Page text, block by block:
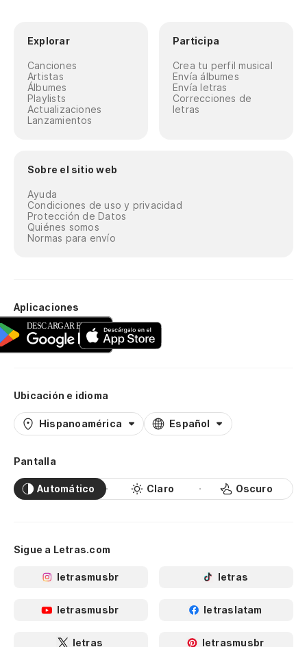
Explorar
Canciones
Artistas
Álbumes
Playlists
Actualizaciones
Lanzamientos
Participa
Crea tu perfil musical
Envía álbumes
Envía letras
Correcciones de
letras
Sobre el sitio web
Ayuda
Condiciones de uso y privacidad
Protección de Datos
Quiénes somos
Normas para envío
Aplicaciones
Ubicación e idioma
Hispanoamérica Español
Pantalla
Automático Claro Oscuro
Sigue a Letras.com
letrasmusbr letras
letrasmusbr letraslatam
letras letrasmusbr